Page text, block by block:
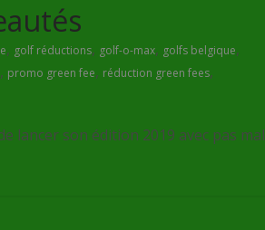
, golf réductions, golf-o-max, golfs belgique,
, promo green fee, réduction green fees,
lancer son édition 2019 avec pas mal